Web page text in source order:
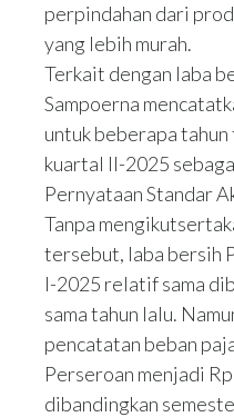
perpindahan dari
yang lebih murah.
Terkait dengan laba
Sampoerna
untuk beberapa
kuartal II-2025
Pernyataan Standar
Tanpa
tersebut, laba bersih
I-2025 relatif sama
sama tahun lalu.
pencatatan beban
Perseroan menjadi
dibandingkan